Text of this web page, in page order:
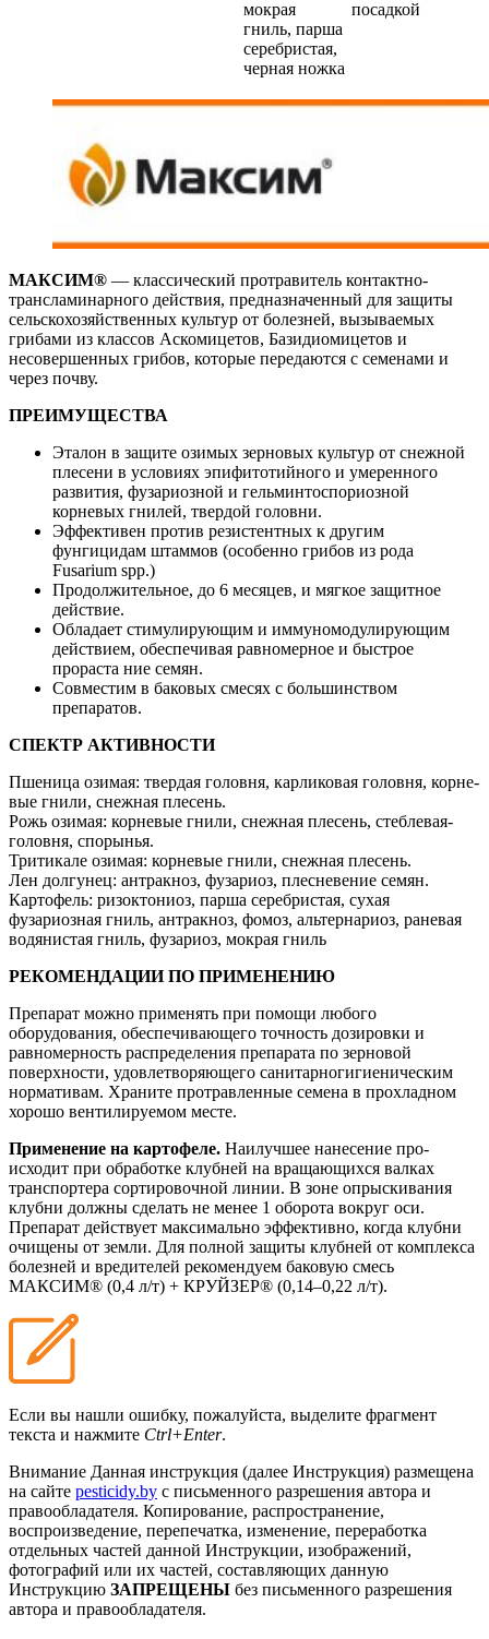
мокрая
гниль, парша
серебристая,
черная ножка
посадкой
МАКСИМ­® — классический протравитель кон­тактно-
трансламинарного действия, предназна­ченный для защиты
сельскохозяйственных куль­тур от болезней, вызываемых
грибами из классов Аскомицетов, Базидиомицетов и
несовершенных грибов, которые передаются с семенами и
через почву.
ПРЕИМУЩЕСТВА
Эталон в защите озимых зерновых культур от снеж­ной
плесени в условиях эпифитотийного и умерен­ного
развития, фузариозной и гельминтоспориозной
корневых гнилей, твердой головни.
Эффективен против резистентных к другим
фунгицидам штаммов (особенно грибов из рода
Fusarium spp.)
Продолжительное, до 6 месяцев, и мягкое защитное
действие.
Обладает стимулирующим и иммуномодулирующим
дей­ствием, обеспечивая равномерное и быстрое
прораста­ ние семян.
Совместим в баковых смесях с большинством
препаратов.
СПЕКТР АКТИВНОСТИ
Пшени­ца­ озимая:­ твердая­ голо­вня,­ карли­ко­­вая голо­вня,­ корне­
вые­ гнили­, снежная­ плесень­.
Рожь озимая:­ корне­вые­ гнили­, снежная­ пле­сень, стеб­левая­
голо­вня,­ спо­рынья­.
Трити­ка­ле­ озимая:­ корне­вые­ гнили­, снежная­ плесень­.
Лен долгу­нец:­ ант­рак­ноз,­ фуза­ри­оз,­ плесне­ве­ние­ семян.
Картофель: ризоктониоз, парша серебристая, сухая
фузариозная гниль, антракноз, фомоз, альтернариоз, ране­вая
водянистая гниль, фузариоз, мокрая гниль
РЕКОМЕНДАЦИИ ПО ПРИМЕНЕНИЮ
Препарат можно применять при помощи любого
оборудования, обеспечивающего точность дозировки и
равномерность распределения препа­рата по зерновой
поверхности, удовлетворяющего санитар­но­гигиеническим
нормативам. Храните протравленные семена в прохладном
хорошо вентилируемом месте.
Применение на картофеле. Наилучшее нанесение про­
исходит при обработке клубней на вращающихся валках
транспортера сортировочной линии. В зоне опрыскивания
клубни должны сделать не менее 1 оборота вокруг оси.
Препарат действует максимально эффективно, когда клубни
очищены от земли. Для полной защиты клубней от комплек­са
болезней и вредителей рекомендуем баковую смесь
МАКСИМ® (0,4 л/т) + КРУЙЗЕР® (0,14–0,22 л/т).
Если вы нашли ошибку, пожалуйста, выделите фрагмент
текста и нажмите Ctrl+Enter.
Внимание Данная инструкция (далее Инструкция) размещена
на сайте pesticidy.by с письменного разрешения автора и
правообладателя. Копирование, распространение,
воспроизведение, перепечатка, изменение, переработка
отдельных частей данной Инструкции, изображений,
фотографий или их частей, составляющих данную
Инструкцию ЗАПРЕЩЕНЫ без письменного разрешения
автора и правообладателя.